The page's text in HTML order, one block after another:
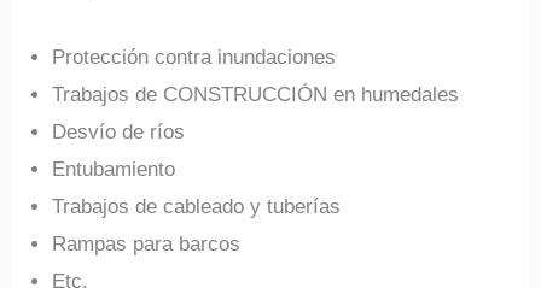
Protección contra inundaciones
Trabajos de CONSTRUCCIÓN en humedales
Desvío de ríos
Entubamiento
Trabajos de cableado y tuberías
Rampas para barcos
Etc.